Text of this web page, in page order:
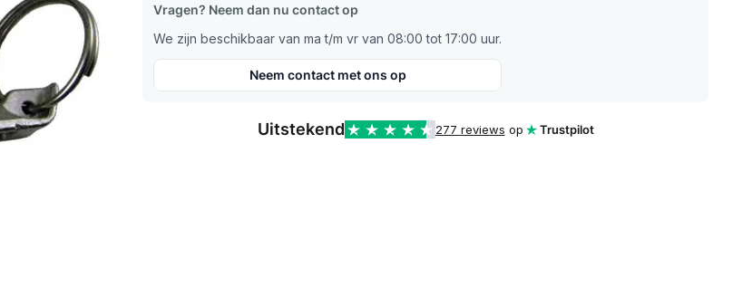
Vragen? Neem dan nu contact op
We zijn beschikbaar van ma t/m vr van 08:00 tot 17:00 uur.
Neem contact met ons op
Uitstekend 277 reviews op Trustpilot